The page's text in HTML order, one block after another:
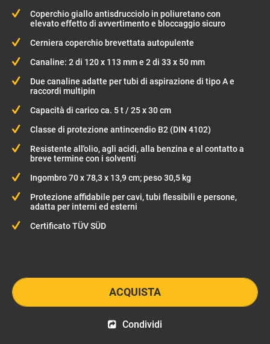
Coperchio giallo antisdrucciolo in poliuretano con
elevato effetto di avvertimento e bloccaggio sicuro
Cerniera coperchio brevettata autopulente
Canaline: 2 di 120 x 113 mm e 2 di 33 x 50 mm
Due canaline adatte per tubi di aspirazione di tipo A e
raccordi multipin
Capacità di carico ca. 5 t / 25 x 30 cm
Classe di protezione antincendio B2 (DIN 4102)
Resistente all'olio, agli acidi, alla benzina e al contatto a
breve termine con i solventi
Ingombro 70 x 78,3 x 13,9 cm; peso 30,5 kg
Protezione affidabile per cavi, tubi flessibili e persone,
adatta per interni ed esterni
Certificato TÜV SÜD
ACQUISTA
Condividi